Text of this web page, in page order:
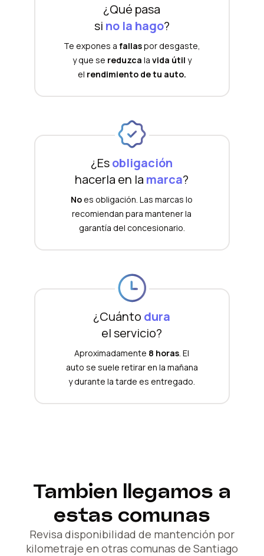
¿Qué pasa
si no la hago?
Te expones a fallaspor desgaste,
y que se reduzca la vida útil y
el rendimiento de tu auto.
¿Esobligación
hacerla en la marca?
Noes obligación. Las marcas lo
recomiendan para mantener la
garantía del concesionario.
¿Cuánto dura
el servicio?
Aproximadamente 8 horas . El
auto se suele retirar en la mañana
y durante la tarde es entregado.
Tambien llegamos a
estas comunas
Revisa disponibilidad de mantención por
kilometraje en otras comunas de Santiago